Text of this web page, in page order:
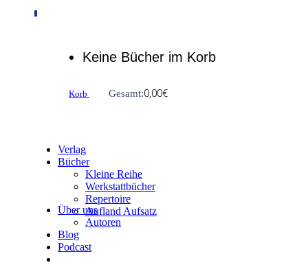
0
Keine Bücher im Korb
Korb Gesamt:0,00€
Verlag
Bücher
Kleine Reihe
Werkstattbücher
Repertoire
Aufland Aufsatz
Über uns
Autoren
Blog
Podcast